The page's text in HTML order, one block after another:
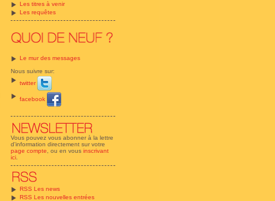
Les titres à venir
Les requêtes
Le mur des messages
Nous suivre sur:
twitter
facebook
Vous pouvez vous abonner à la lettre
d'information directement sur votre
page compte , ou en vous inscrivant
ici
RSS Les news
RSS Les nouvelles entrées